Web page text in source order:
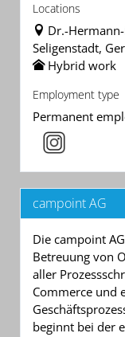
Locations
Dr.-
Seligenstadt,
Hybrid work
Employment type
Permanent
campoint AG
Die campoint
Betreuung von
aller
Commerce und
beginnt bei der